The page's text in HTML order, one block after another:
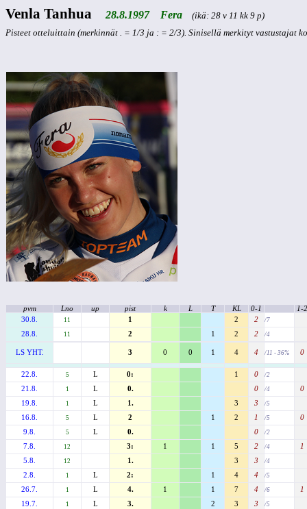
Venla Tanhua28.8.1997 Fera
(ikä: 28 v 11 kk 9 p)
Pisteet otteluittain (merkinnät . = 1/3 ja : = 2/3). Sinisellä merkityt vastustajat
pvm Lno up pist k L T KL 0-1
1-2
30.8.
11 1 2 2 /7
28.8. 11 2 1 2 2 /4
LS YHT. 3 0 0 1 4 4 /11 - 36% 0
22.8. 5 L 0: 1 0 /2
21.8. 1 L 0. 0 /4
0
19.8.
1 L 1. 3 3 /5
16.8. 5 L 2 1 2 1 /5
0
9.8.
5 L 0. 0 /2
7.8. 12 3: 1 1 5 2 /4
1
5.8.
12 1. 3 3 /4
2.8. 1 L 2: 1 4 4 /5
26.7. 1 L 4. 1 1 7 4 /6
1
19.7.
1 L 3. 2 3 3 /5